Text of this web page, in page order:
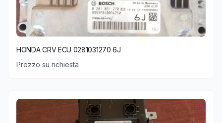
HONDA CRV ECU 0281031270 6J
Prezzo su richiesta